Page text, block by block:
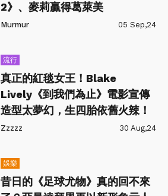
2》、麥莉贏得葛萊美
Murmur 05 Sep,24
流行
真正的紅毯女王！Blake
Lively《到我們為止》電影宣傳
造型太夢幻，生四胎依舊火辣！
Zzzzz 30 Aug,24
娛樂
昔日的《足球尤物》真的回不來